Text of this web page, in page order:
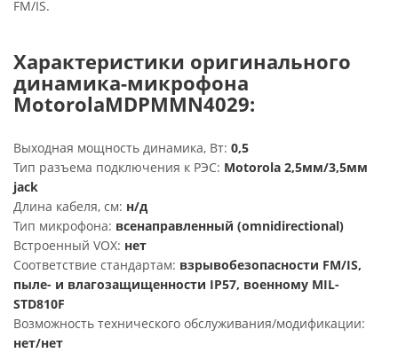
FM/IS.
Характеристики оригинального
динамика-микрофона
MotorolaMDPMMN4029:
Выходная мощность динамика, Вт: 0,5
Тип разъема подключения к РЭС: Motorola 2,5мм/3,5мм
jack
Длина кабеля, см: н/д
Тип микрофона: всенаправленный (omnidirectional)
Встроенный VOX: нет
Соответствие стандартам: взрывобезопасности FM/IS,
пыле- и влагозащищенности IP57, военному MIL-
STD810F
Возможность технического обслуживания/модификации:
нет/нет